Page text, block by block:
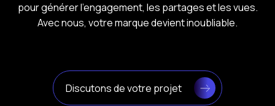
pour générer l’engagement, les partages et les vues.
Avec nous, votre marque devient inoubliable.
Discutons de votre projet